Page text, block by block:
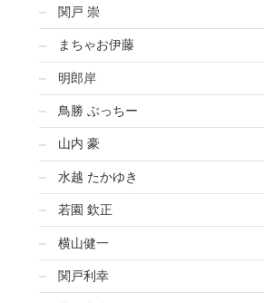
関戸 崇
まちゃお伊藤
明郎岸
鳥勝 ぶっちー
山内 豪
水越 たかゆき
若園 欽正
横山健一
関戸利幸